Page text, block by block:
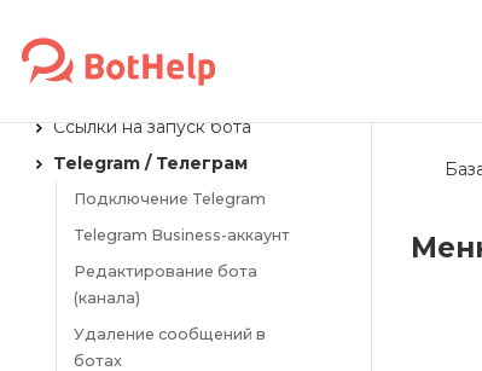
МЕССЕНДЖЕРЫ
Ссылки на запуск бота
Telegram / Телеграм
Подключение Telegram
Telegram Business-аккаунт
Редактирование бота
(канала)
Удаление сообщений в
ботах